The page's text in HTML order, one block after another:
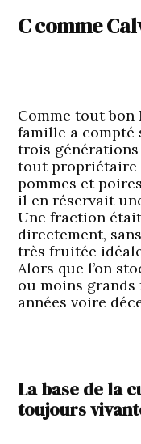
C comme
Comme tout bon
famille a compté
trois générations
tout propriétaire
pommes et
il en réservait
Une fraction
directement,
très fruitée
Alors que l’on
ou moins
années voire
La base de la
toujours